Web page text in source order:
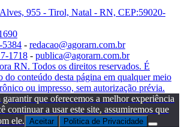
955 - Tirol, Natal - RN, CEP:59020-
5384 - redacao@agorarn.com.br
1718 - publica@agorarn.com.br
RN. Todos os direitos reservados. É
do conteúdo desta página em qualquer meio
ou impresso, sem autorização prévia.
que oferecemos a melhor experiência
continuar a usar este site, assumiremos que
ele. Aceitar Politica de Privacidade